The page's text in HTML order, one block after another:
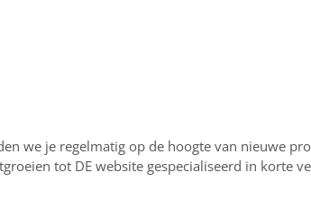
we je regelmatig op de hoogte van nieuwe
tot DE website gespecialiseerd in korte